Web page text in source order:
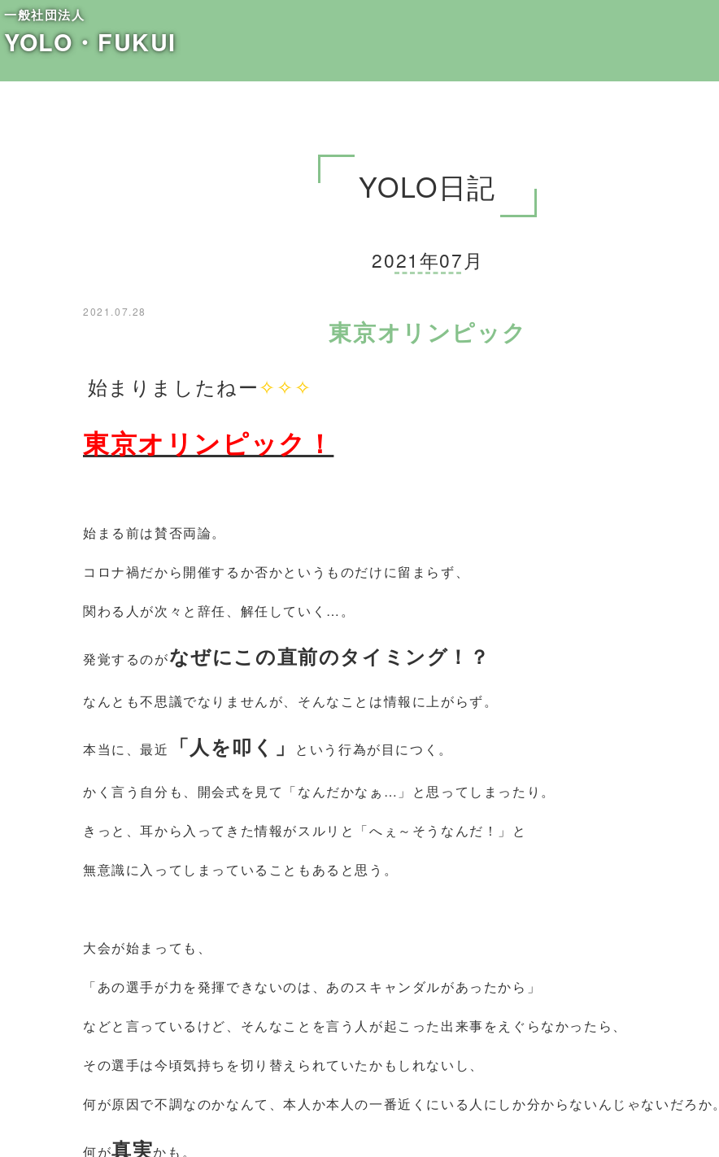
一般社団法人
YOLO・FUKUI
YOLO日記
2021年07月
2021.07.28
東京オリンピック
始まりましたねー✧✧✧
東京オリンピック！
始まる前は賛否両論。
コロナ禍だから開催するか否かというものだけに留まらず、
関わる人が次々と辞任、解任していく…。
発覚するのがなぜにこの直前のタイミング！？
なんとも不思議でなりませんが、そんなことは情報に上がらず。
本当に、最近 「人を叩く」 という行為が目につく。
かく言う自分も、開会式を見て「なんだかなぁ…」と思ってしまったり。
きっと、耳から入ってきた情報がスルリと「へぇ～そうなんだ！」と
無意識に入ってしまっていることもあると思う。
大会が始まっても、
「あの選手が力を発揮できないのは、あのスキャンダルがあったから」
などと言っているけど、そんなことを言う人が起こった出来事をえぐらなかったら、
その選手は今頃気持ちを切り替えられていたかもしれないし、
何が原因で不調なのかなんて、本人か本人の一番近くにいる人にしか分からないんじゃないだろか。
何が真実かも。